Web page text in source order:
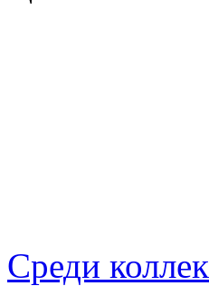
Среди